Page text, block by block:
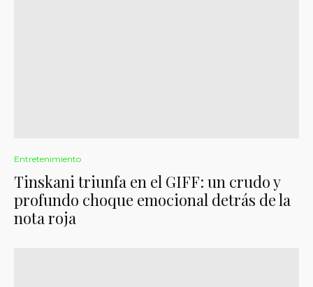
Entretenimiento
Tinskani triunfa en el GIFF: un crudo y
profundo choque emocional detrás de la
nota roja